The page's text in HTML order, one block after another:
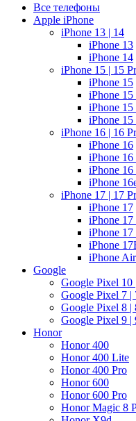
Все телефоны
Apple iPhone
iPhone 13 | 14
iPhone 13
iPhone 14
iPhone 15 | 15
iPhone 15
iPhone 15
iPhone 15
iPhone
iPhone 16 | 16
iPhone 16
iPhone 16
iPhone
iPhone
iPhone 17 | 17
iPhone 17
iPhone 17
iPhone
iPhone
iPhone Air
Google
Google Pixel 10
Google Pixel 7 |
Google Pixel 8 |
Google Pixel 9 |
Honor
Honor 400
Honor 400 Lite
Honor 400 Pro
Honor 600
Honor 600 Pro
Honor Magic 8